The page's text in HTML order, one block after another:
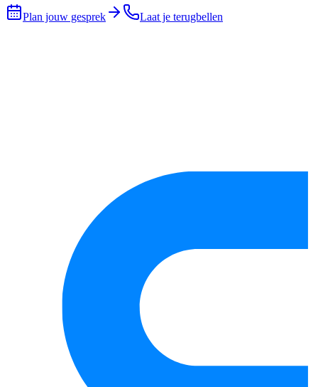
Plan jouw gesprek Laat je terugbellen